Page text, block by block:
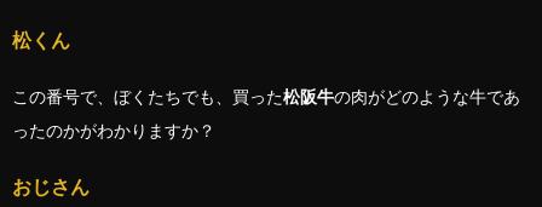
松くん
この番号で、ぼくたちでも、買った松阪牛の肉がどのような牛であ
ったのかがわかりますか？
おじさん